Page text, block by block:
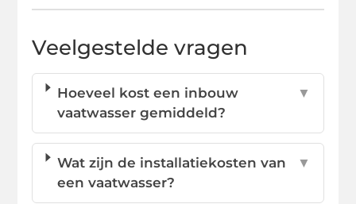
Veelgestelde vragen
Hoeveel kost een inbouw
vaatwasser gemiddeld?
▼
Wat zijn de installatiekosten van
een vaatwasser?
▼